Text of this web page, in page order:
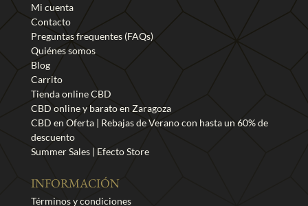
Mi cuenta
Contacto
Preguntas frequentes (FAQs)
Quiénes somos
Blog
Carrito
Tienda online CBD
CBD online y barato en Zaragoza
CBD en Oferta | Rebajas de Verano con hasta un 60% de
descuento
Summer Sales | Efecto Store
INFORMACIÓN
Términos y condiciones